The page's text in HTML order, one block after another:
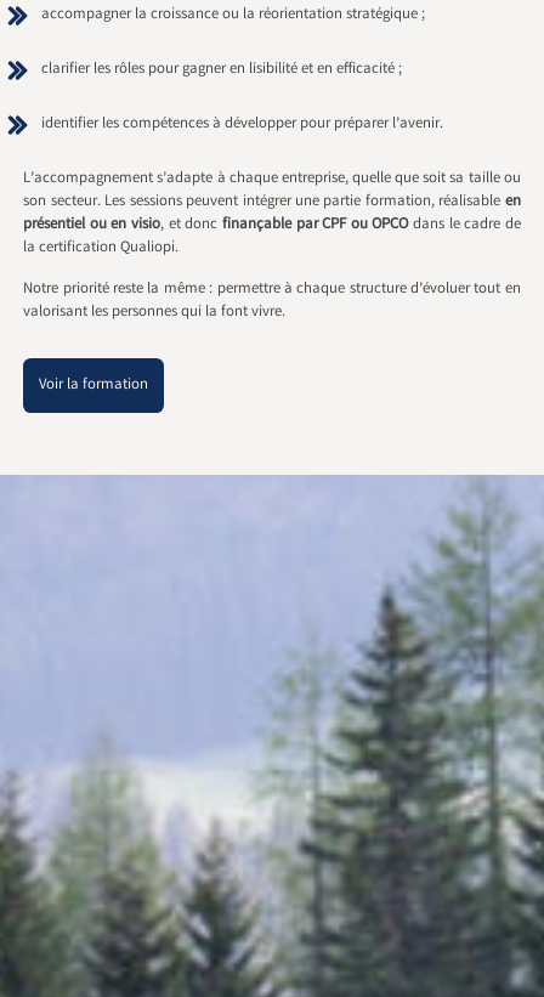
accompagner la croissance ou la réorientation stratégique ;
clarifier les rôles pour gagner en lisibilité et en efficacité ;
identifier les compétences à développer pour préparer l’avenir.
L’accompagnement s’adapte à chaque entreprise, quelle que soit sa taille ou
son secteur. Les sessions peuvent intégrer une partie formation, réalisable en
présentiel ou en visio, et donc finançable par CPF ou OPCOdans le cadre de
la certification Qualiopi.
Notre priorité reste la même : permettre à chaque structure d’évoluer tout en
valorisant les personnes qui la font vivre.
Voir la formation